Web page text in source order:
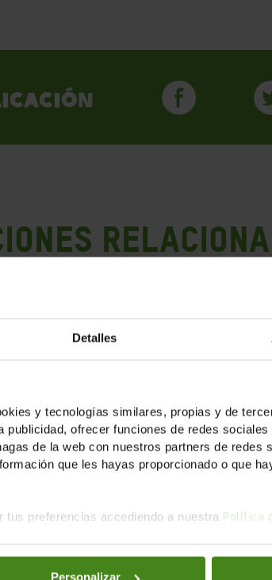
Detalles
y tecnologías similares, propias y de
ofrecer funciones de redes
de la web con nuestros partners de redes
que les hayas proporcionado o que
preferencias accediendo a nuestra Política
Personalizar